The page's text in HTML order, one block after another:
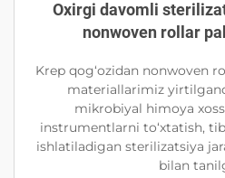
Oxirgi davomli
nonwoven rollar
Krep qog‘ozidan nonwoven
materiallarimiz
mikrobiyal himoya
instrumentlarni to‘xtatish,
ishlatiladigan sterilizatsiya
bilan